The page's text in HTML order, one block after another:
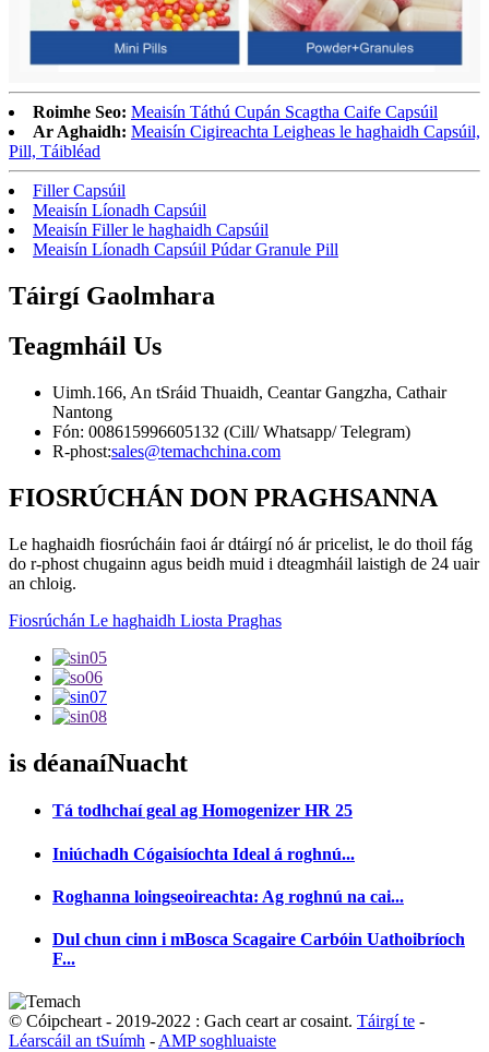
Roimhe Seo: Meaisín Táthú Cupán Scagtha Caife Capsúil
Ar Aghaidh: Meaisín Cigireachta Leigheas le haghaidh Capsúil,
Pill, Táibléad
Filler Capsúil
Meaisín Líonadh Capsúil
Meaisín Filler le haghaidh Capsúil
Meaisín Líonadh Capsúil Púdar Granule Pill
Táirgí Gaolmhara
Teagmháil Us
Uimh.166, An tSráid Thuaidh, Ceantar Gangzha, Cathair
Nantong
Fón: 008615996605132 (Cill/ Whatsapp/ Telegram)
R-phost:sales@temachchina.com
FIOSRÚCHÁN DON PRAGHSANNA
Le haghaidh fiosrúcháin faoi ár dtáirgí nó ár pricelist, le do thoil fág
do r-phost chugainn agus beidh muid i dteagmháil laistigh de 24 uair
an chloig.
Fiosrúchán Le haghaidh Liosta Praghas
is déanaíNuacht
Tá todhchaí geal ag Homogenizer HR 25
Iniúchadh Cógaisíochta Ideal á roghnú...
Roghanna loingseoireachta: Ag roghnú na cai...
Dul chun cinn i mBosca Scagaire Carbóin Uathoibríoch
F...
© Cóipcheart - 2019-2022 : Gach ceart ar cosaint. Táirgí te -
Léarscáil an tSuímh - AMP soghluaiste